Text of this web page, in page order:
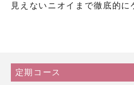
見えないニオイまで徹底的に
定期コース